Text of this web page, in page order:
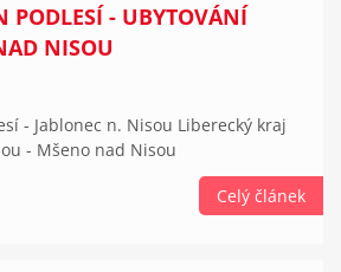
PODLESÍ - UBYTOVÁNÍ
NISOU
- Jablonec n. Nisou Liberecký kraj
- Mšeno nad Nisou
Celý článek